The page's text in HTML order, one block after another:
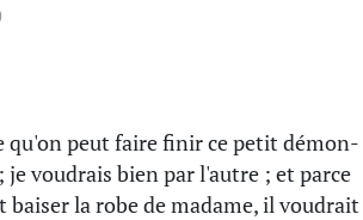
qu'on peut faire finir ce petit démon-
voudrais bien par l'autre ; et parce
la robe de madame, il voudrait